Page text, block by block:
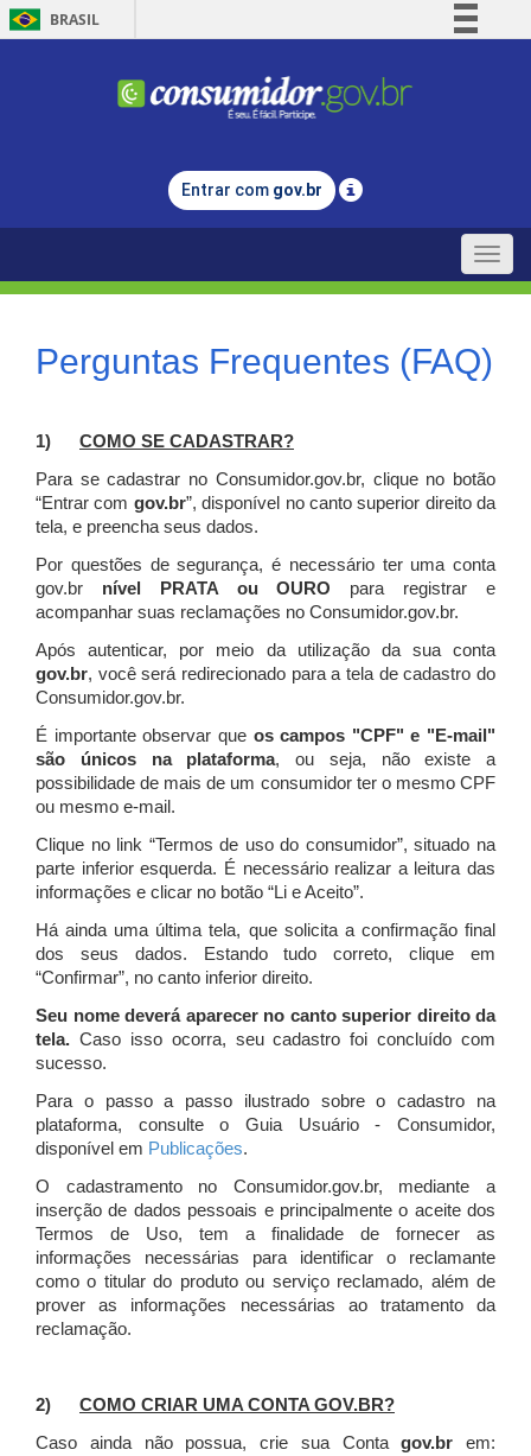
BRASIL
Comunica BR
Legislação
Entrar com gov.br
Toggle
Perguntas Frequentes (FAQ)
1) COMO SE CADASTRAR?
Para se cadastrar no Consumidor.gov.br, clique no botão
“Entrar com gov.br”, disponível no canto superior direito da
tela, e preencha seus dados.
Por questões de segurança, é necessário ter uma conta
gov.br nível PRATA ou OURO para registrar e
acompanhar suas reclamações no Consumidor.gov.br.
Após autenticar, por meio da utilização da sua conta
gov.br, você será redirecionado para a tela de cadastro do
Consumidor.gov.br.
É importante observar que os campos "CPF" e "E-mail"
são únicos na plataforma, ou seja, não existe a
possibilidade de mais de um consumidor ter o mesmo CPF
ou mesmo e-mail.
Clique no link “Termos de uso do consumidor”, situado na
parte inferior esquerda. É necessário realizar a leitura das
informações e clicar no botão “Li e Aceito”.
Há ainda uma última tela, que solicita a confirmação final
dos seus dados. Estando tudo correto, clique em
“Confirmar”, no canto inferior direito.
Seu nome deverá aparecer no canto superior direito da
tela. Caso isso ocorra, seu cadastro foi concluído com
sucesso.
Para o passo a passo ilustrado sobre o cadastro na
plataforma, consulte o Guia Usuário - Consumidor,
disponível em Publicações.
O cadastramento no Consumidor.gov.br, mediante a
inserção de dados pessoais e principalmente o aceite dos
Termos de Uso, tem a finalidade de fornecer as
informações necessárias para identificar o reclamante
como o titular do produto ou serviço reclamado, além de
prover as informações necessárias ao tratamento da
reclamação.
2) COMO CRIAR UMA CONTA GOV.BR?
Caso ainda não possua, crie sua Contagov.br em: